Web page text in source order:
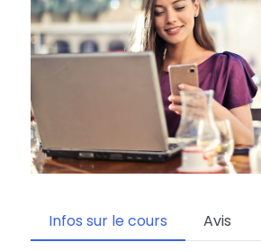
Infos sur le cours Avis